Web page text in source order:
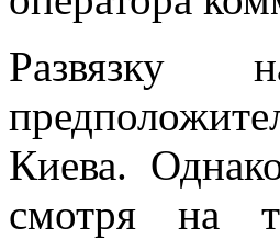
Развязку
Киева.
смотря на